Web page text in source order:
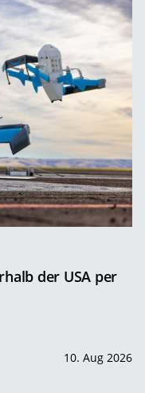
der USA per
10. Aug 2026